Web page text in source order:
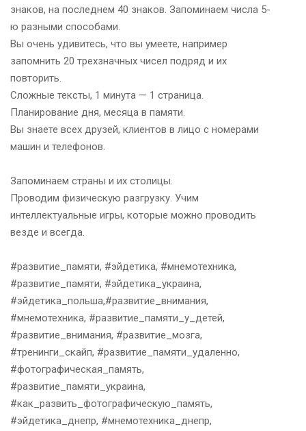
знаков, на последнем 40 знаков. Запоминаем числа 5-
ю разными способами.
Вы очень удивитесь, что вы умеете, например
запомнить 20 трехзначных чисел подряд и их
повторить.
Сложные тексты, 1 минута — 1 страница.
Планирование дня, месяца в памяти.
Вы знаете всех друзей, клиентов в лицо с номерами
машин и телефонов.
Запоминаем страны и их столицы.
Проводим физическую разгрузку. Учим
интеллектуальные игры, которые можно проводить
везде и всегда.
#развитие_памяти, #эйдетика, #мнемотехника,
#развитие_памяти, #эйдетика_украина,
#эйдетика_польша,#развитие_внимания,
#мнемотехника, #развитие_памяти_у_детей,
#развитие_внимания, #развитие_мозга,
#тренинги_скайп, #развитие_памяти_удаленно,
#фотографическая_память,
#развитие_памяти_украина,
#как_развить_фотографическую_память,
#эйдетика_днепр, #мнемотехника_днепр,